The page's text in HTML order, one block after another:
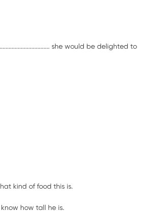
she would be delighted to
kind of food this is.
how tall he is.